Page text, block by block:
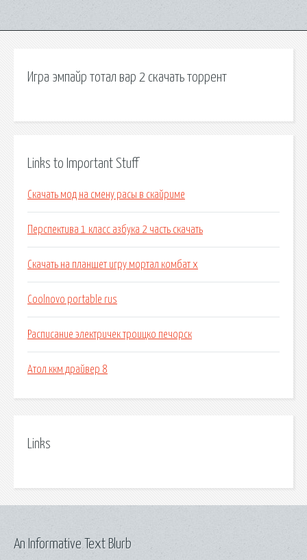
Игра эмпайр тотал вар 2 скачать торрент
Links to Important Stuff
Скачать мод на смену расы в скайриме
Перспектива 1 класс азбука 2 часть скачать
Скачать на планшет игру мортал комбат х
Coolnovo portable rus
Расписание электричек троицко печорск
Атол ккм драйвер 8
Links
An Informative Text Blurb